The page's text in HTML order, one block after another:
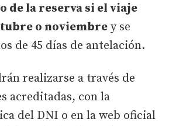
de la reserva si el viaje
o noviembre y se
de 45 días de antelación.
realizarse a través de
acreditadas, con la
del DNI o en la web oficial